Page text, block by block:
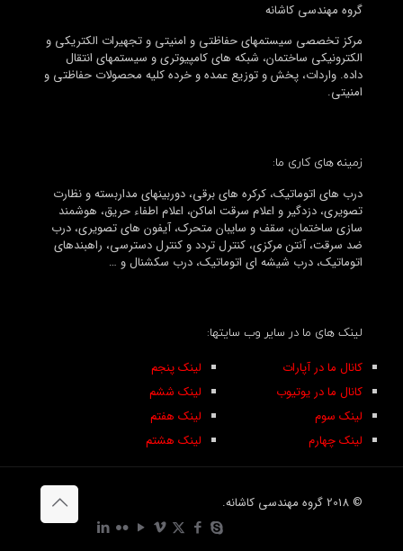
گروه مهندسی کاشانه
مرکز تخصصی سیستمهای حفاظتی و امنیتی و تجهیرات الکتریکی و
الکترونیکی ساختمان، شبکه های کامپیوتری و سیستمهای انتقال
داده. واردات، پخش و توزیع عمده و خرده کلیه محصولات حفاظتی و
امنیتی.
زمینه های کاری ما:
درب های اتوماتیک، کرکره های برقی، دوربینهای مداربسته و نظارت
تصویری، دزدگیر و اعلام سرقت اماکن، اعلام اطفاء حریق، هوشمند
سازی ساختمان، سقف و سایبان متحرک، آیفون های تصویری، درب
ضد سرقت، آنتن مرکزی، کنترل تردد و کنترل دسترسی، راهبندهای
اتوماتیک، درب شیشه ای اتوماتیک، درب سکشنال و …
لینک های ما در سایر وب سایتها:
لینک پنجم
لینک ششم
لینک هفتم
لینک هشتم
کانال ما در آپارات
کانال ما در یوتیوب
لینک سوم
لینک چهارم
© 2018 گروه مهندسی کاشانه.